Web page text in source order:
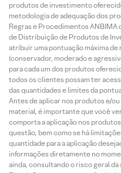
produtos de investimento
metodologia de adequação dos
Regras e Procedimentos ANBIMA
de Distribuição de Produtos de
atribuir uma pontuação máxima
(conservador, moderado e
para cada um dos produtos
todos os clientes possam ter
das quantidades e limites da
Antes de aplicar nos produtos e/
material, é importante que você
comporta a aplicação nos
questão, bem como se há
quantidade para a aplicação
informações diretamente no
ainda, consultando o risco geral